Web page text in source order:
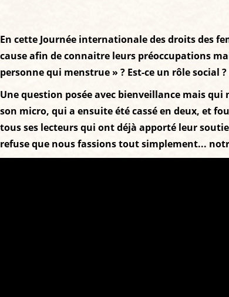
En cette Journée internationale des droits des
cause afin de connaitre leurs préoccupations
personne qui menstrue » ? Est-ce un rôle social
Une question posée avec bienveillance mais
son micro, qui a ensuite été cassé en deux, et
tous ses lecteurs qui ont déjà apporté leur
refuse que nous fassions tout simplement...